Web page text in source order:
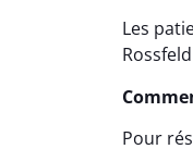
Les
Pour